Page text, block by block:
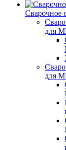
Сварочное
для
для